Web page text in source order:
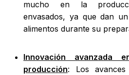
mucho en la
envasados, ya que dan
alimentos durante su
Innovación avanzada
producción: Los